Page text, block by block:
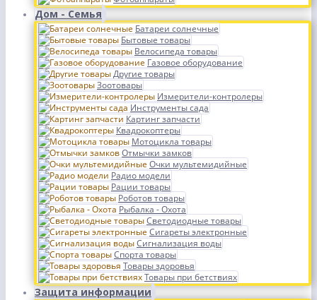
Дом - Семья
Батареи солнечные
Бытовые товары
Велосипеда товары
Газовое оборудование
Другие товары
Зоотовары
Измерители-контролеры
Инструменты сада
Картинг запчасти
Квадрокоптеры
Мотоцикла товары
Отмычки замков
Очки мультемидийные
Радио модели
Рации товары
Роботов товары
Рыбалка - Охота
Светодиодные товары
Сигареты электронные
Сигнализация воды
Спорта товары
Товары здоровья
Товары при бетствиях
Защита информации